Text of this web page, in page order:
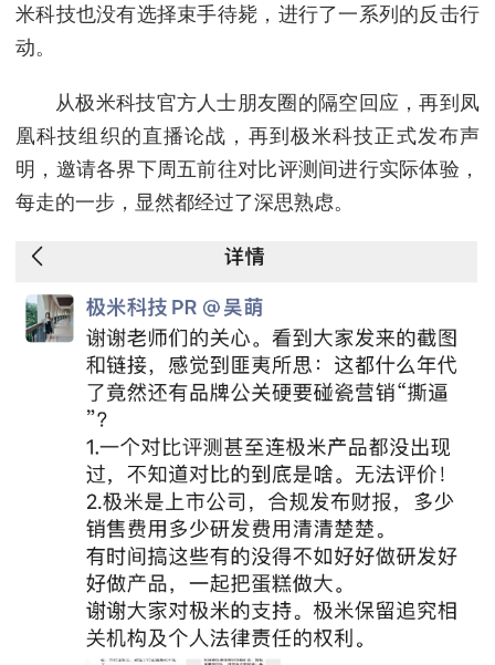
米科技也没有选择束手待毙，进行了一系列的反击行
动。
从极米科技官方人士朋友圈的隔空回应，再到凤
凰科技组织的直播论战，再到极米科技正式发布声
明，邀请各界下周五前往对比评测间进行实际体验，
每走的一步，显然都经过了深思熟虑。